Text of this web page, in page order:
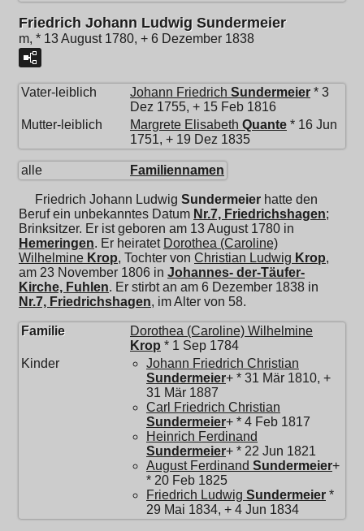
Friedrich Johann Ludwig Sundermeier
m, * 13 August 1780, + 6 Dezember 1838
Vater-leiblich Johann Friedrich Sundermeier * 3
Dez 1755, + 15 Feb 1816
Mutter-leiblich
Margrete Elisabeth Quante * 16 Jun
1751, + 19 Dez 1835
alle Familiennamen
Friedrich Johann Ludwig Sundermeier hatte den
Beruf ein unbekanntes Datum Nr.7, Friedrichshagen;
Brinksitzer. Er ist geboren am 13 August 1780 in
Hemeringen. Er heiratet Dorothea (Caroline)
Wilhelmine Krop, Tochter von Christian Ludwig Krop,
am 23 November 1806 in Johannes- der-Täufer-
Kirche, Fuhlen. Er stirbt an am 6 Dezember 1838 in
Nr.7, Friedrichshagen, im Alter von 58.
Familie
Dorothea (Caroline) Wilhelmine
Krop * 1 Sep 1784
Kinder
Johann Friedrich Christian
Sundermeier+ * 31 Mär 1810, +
31 Mär 1887
Carl Friedrich Christian
Sundermeier+ * 4 Feb 1817
Heinrich Ferdinand
Sundermeier+ * 22 Jun 1821
August Ferdinand Sundermeier+
* 20 Feb 1825
Friedrich Ludwig Sundermeier *
29 Mai 1834, + 4 Jun 1834